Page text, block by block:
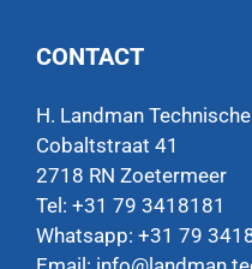
CONTACT
H. Landman
Cobaltstraat 41
2718 RN Zoetermeer
Tel: +31 79 3418181
Whatsapp: +31 79